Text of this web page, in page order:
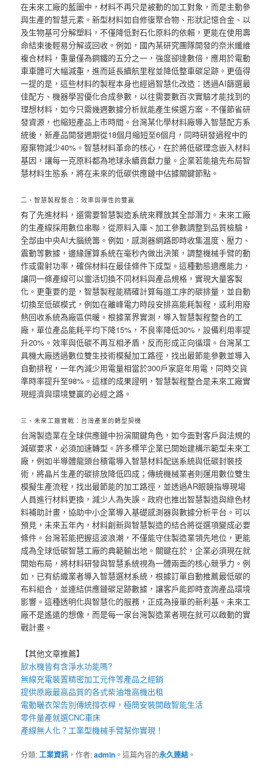
在未來工廠的藍圖中，材料不再只是被動的加工對象，而是主動參
與生產的智慧元素。新型材料如自修復聚合物、形狀記憶合金、以
及生物基可分解塑料，不僅降低對石化原料的依賴，更能在使用壽
命結束後輕易分解或回收。例如，國內某研究團隊開發的奈米纖維
複合材料，重量僅為鋼鐵的五分之一，強度卻達數倍，應用於電動
車車體可大幅減重，進而延長續航里程並降低整車碳足跡。更值得
一提的是，這些材料的製程本身也經過智慧化改造：透過AI篩選最
佳配方、機器學習優化合成參數，以往需要數百次實驗才能找到的
理想材料，如今只需幾週數據分析就能產生候選方案。不僅節省研
發資源，也縮短產品上市時間。台灣某化學材料廠導入智慧配方系
統後，新產品開發週期從18個月縮短至6個月，同時研發過程中的
廢棄物減少40%。智慧材料革命的核心，在於將低碳理念嵌入材料
基因，讓每一克原料都為地球永續貢獻力量。企業若能搶先布局智
慧材料生態系，將在未來的低碳供應鏈中佔據關鍵節點。
二、智慧製程整合：效率與彈性的雙贏
有了先進材料，還需要智慧製造系統來釋放其全部潛力。未來工廠
的生產線採用數位串聯，從原料入庫、加工參數調整到品質檢驗，
全部由中央AI大腦統籌。例如，感測器網路即時收集溫度、壓力、
震動等數據，邊緣運算系統在毫秒內做出決策，調整機械手臂的動
作或雷射功率，確保材料在最佳條件下成型。這種動態適應能力，
讓同一條產線可以靈活切換不同材料與產品規格，實現大量客製
化。更重要的是，智慧製程能精確計算每道工序的碳排量，並自動
切換至低碳模式，例如在離峰電力時段安排高能耗製程，或利用廢
熱回收系統為廠區供暖。根據業界實測，導入智慧製程整合的工
廠，單位產品能耗平均下降15%，不良率降低30%，設備利用率提
升20%。效率與低碳不再互相矛盾，反而形成正向循環。台灣某工
具機大廠透過數位雙生技術模擬加工路徑，找出最節能參數並導入
自動排程，一年內減少用電量相當於300戶家庭年用電，同時交貨
準時率提升至98%。這樣的成果證明，智慧製程整合是未來工廠實
現經濟與環境雙贏的必經之路。
三、未來工廠實戰：台灣產業的轉型契機
台灣製造業在全球供應鏈中扮演關鍵角色，如今面對客戶與法規的
減碳要求，必須加速轉型。許多標竿企業已開始建構示範型未來工
廠，例如半導體龍頭台積電導入智慧材料配送系統與低碳封裝技
術，將晶片生產的碳排放降低四成；傳統機械業者則運用數位雙生
模擬生產流程，找出最節能的加工路徑，並透過AR眼鏡指導現場
人員進行材料更換，減少人為失誤。政府也推出智慧製造與綠色材
料補助計畫，協助中小企業導入基礎感測器與數據分析平台。可以
預見，未來五年內，材料創新與智慧製造的結合將從選項變成必要
條件。台灣若能把握這波浪潮，不僅能守住製造業領先地位，更能
成為全球低碳智慧工廠的典範輸出地。關鍵在於，企業必須現在就
開始布局，將材料研發與智慧系統視為一體兩面的核心競爭力。例
如，已有紡織業者導入智慧選材系統，根據訂單自動推薦最低碳的
布料組合，並連結供應鏈碳足跡數據，讓客戶能即時查詢產品環境
影響。這種透明化與智慧化的服務，正成為接單的新利基。未來工
廠不是遙遠的想像，而是每一家台灣製造業者現在就可以啟動的實
戰計畫。
【其他文章推薦】
飲水機皆有含淨水功能嗎?
無線充電裝置精密加工元件等產品之經銷
提供原廠最高品質的各式柴油堆高機出租
電動曬衣架告別傳統撐衣桿，極簡安裝開啟智能生活
零件量產就選CNC車床
產線無人化？ 工業型機械手臂幫你實現！
分類:工業資訊 ，作者:admin 。這篇內容的永久連結 。